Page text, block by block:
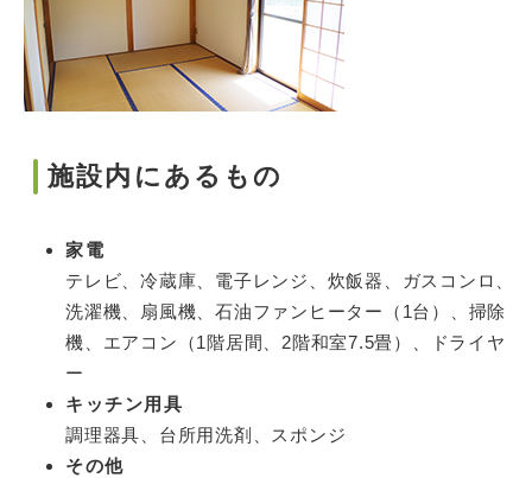
施設内にあるもの
家電
テレビ、冷蔵庫、電子レンジ、炊飯器、ガスコンロ、
洗濯機、扇風機、石油ファンヒーター（1台）、掃除
機、エアコン（1階居間、2階和室7.5畳）、ドライヤ
ー
キッチン用具
調理器具、台所用洗剤、スポンジ
その他